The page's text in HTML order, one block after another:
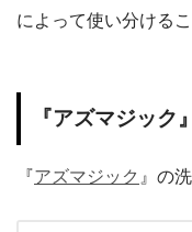
によって使い分ける
『アズマジック
『アズマジック 』の